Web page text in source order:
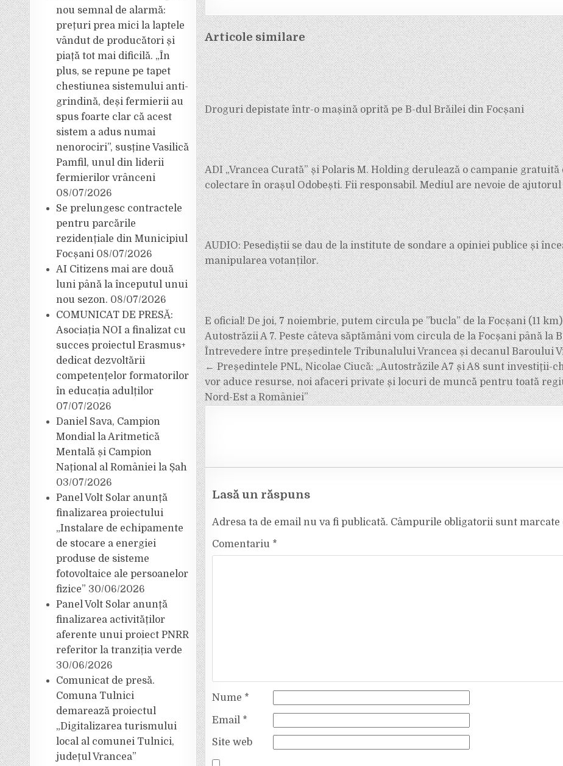
Articole similare
Droguri depistate într-o mașină oprită pe B-dul Brăilei din Focșani
ADI „Vrancea Curată” și Polaris M. Holding derulează o campanie gratuită
colectare în orașul Odobești. Fii responsabil. Mediul are nevoie de ajutorul
AUDIO: Pesediștii se dau de la institute de sondare a opiniei publice și
manipularea votanților.
E oficial! De joi, 7 noiembrie, putem circula pe ”bucla” de la Focșani (11 km)
Autostrăzii A 7. Peste câteva săptămâni vom circula de la Focșani până la
Navigare
în
articole
Întrevedere între președintele Tribunalului Vrancea și decanul Baroului
← Președintele PNL, Nicolae Ciucă: „Autostrăzile A7 și A8 sunt investiții-
vor aduce resurse, noi afaceri private și locuri de muncă pentru toată
Nord-Est a României”
Lasă un răspuns
Adresa ta de email nu va fi publicată. Câmpurile obligatorii sunt marcate
Comentariu *
Nume *
Email *
Site web
nou semnal de alarmă:
prețuri prea mici la laptele
vândut de producători și
piață tot mai dificilă. „În
plus, se repune pe tapet
chestiunea sistemului anti-
grindină, deși fermierii au
spus foarte clar că acest
sistem a adus numai
nenorociri”, susține Vasilică
Pamfil, unul din liderii
fermierilor vrânceni
08/07/2026
Se prelungesc contractele
pentru parcările
rezidențiale din Municipiul
Focșani 08/07/2026
AI Citizens mai are două
luni până la începutul unui
nou sezon. 08/07/2026
COMUNICAT DE PRESĂ:
Asociația NOI a finalizat cu
succes proiectul Erasmus+
dedicat dezvoltării
competențelor formatorilor
în educația adulților
07/07/2026
Daniel Sava, Campion
Mondial la Aritmetică
Mentală și Campion
Național al României la Șah
03/07/2026
Panel Volt Solar anunță
finalizarea proiectului
„Instalare de echipamente
de stocare a energiei
produse de sisteme
fotovoltaice ale persoanelor
fizice” 30/06/2026
Panel Volt Solar anunță
finalizarea activităților
aferente unui proiect PNRR
referitor la tranziția verde
30/06/2026
Comunicat de presă.
Comuna Tulnici
demarează proiectul
„Digitalizarea turismului
local al comunei Tulnici,
județul Vrancea”